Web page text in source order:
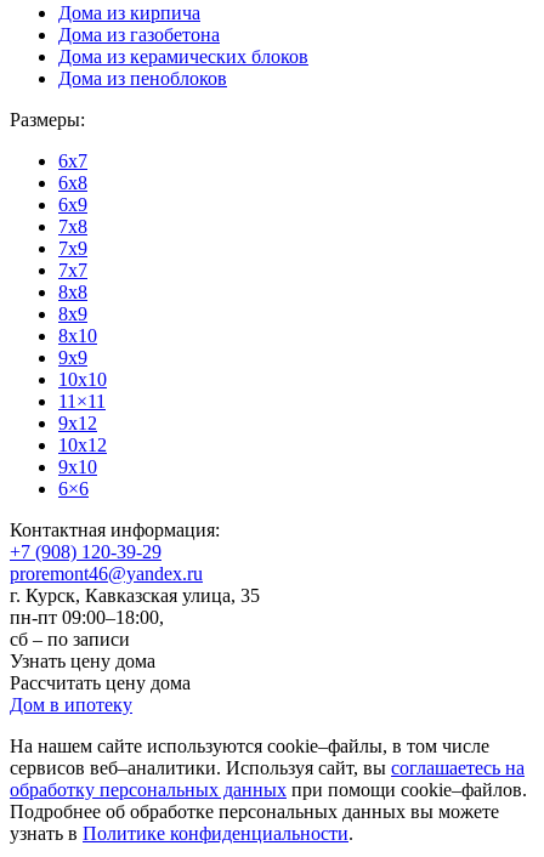
Дома из кирпича
Дома из газобетона
Дома из керамических блоков
Дома из пеноблоков
Размеры:
6x7
6x8
6x9
7x8
7x9
7x7
8x8
8x9
8x10
9x9
10x10
11×11
9x12
10x12
9x10
6×6
Контактная информация:
+7 (908) 120-39-29
proremont46@yandex.ru
г. Курск, Кавказская улица, 35
пн-пт 09:00–18:00,
сб – по записи
Узнать цену дома
Рассчитать цену дома
Дом в ипотеку
На нашем сайте используются cookie–файлы, в том числе
сервисов веб–аналитики. Используя сайт, вы соглашаетесь на
обработку персональных данных при помощи cookie–файлов.
Подробнее об обработке персональных данных вы можете
узнать в Политике конфиденциальности.